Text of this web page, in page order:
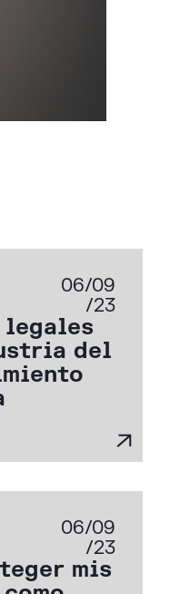
06/09
/23
legales
del
06/09
/23
mis